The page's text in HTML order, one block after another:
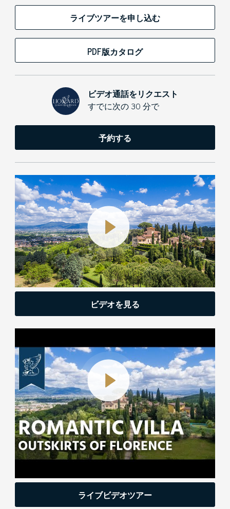
ライブツアーを申し込む
PDF版カタログ
ビデオ通話をリクエスト
すでに次の 30 分で
予約する
ビデオを見る
ライブビデオツアー